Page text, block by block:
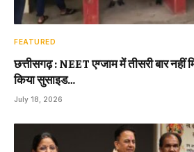
FEATURED
छत्तीसगढ़ : NEET एग्जाम में तीसरी बार नहीं
किया सुसाइड…
July 18, 2026